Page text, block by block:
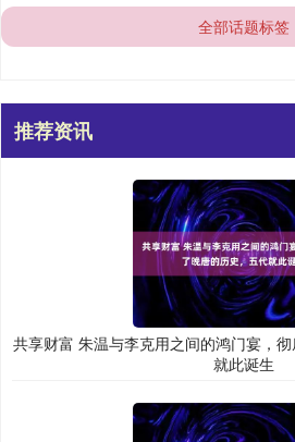
全部话题标签
推荐资讯
共享财富 朱温与李克用之间的鸿门宴，
就此诞生